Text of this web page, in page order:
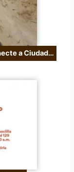
a Ciudad…